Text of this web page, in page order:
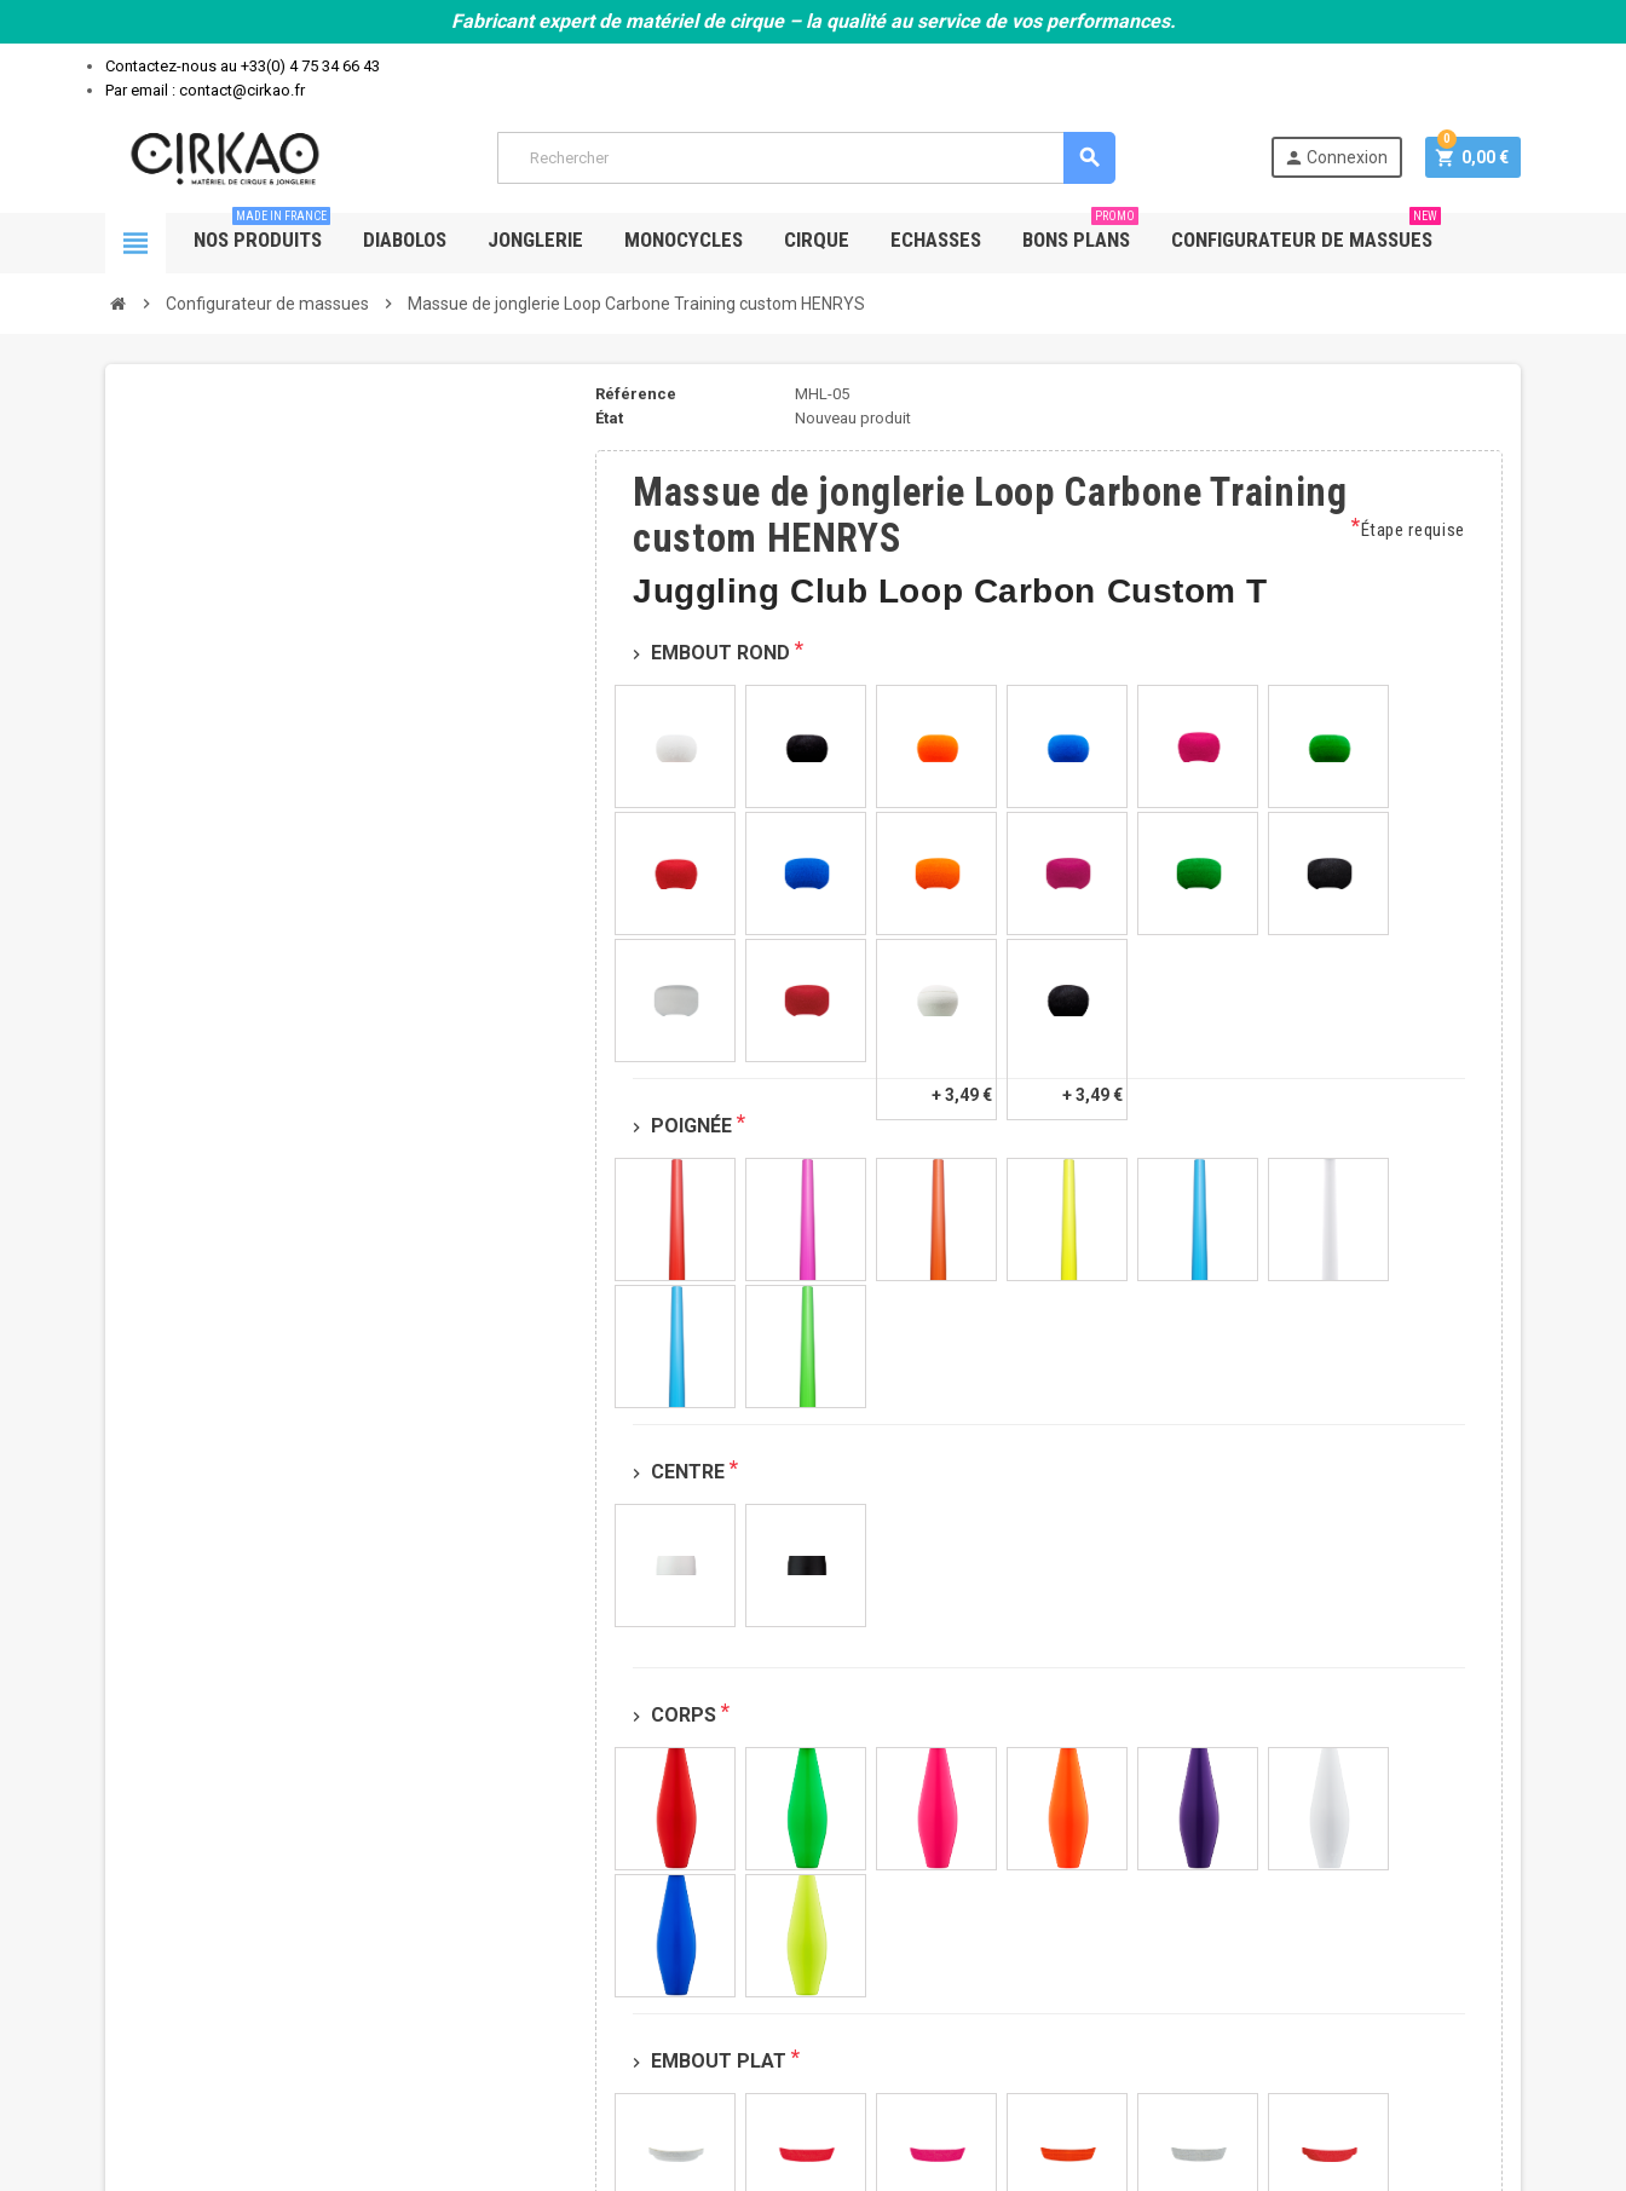
Fabricant expert de matériel de cirque – la qualité au service de vos performances.
Contactez-nous au +33(0) 4 75 34 66 43
Par email : contact@cirkao.fr
search person Connexion shopping_cart 0,00 €
0
view_headline NOS PRODUITS
MADE IN FRANCE
DIABOLOS JONGLERIE MONOCYCLES CIRQUE ECHASSES BONS PLANS
PROMO
CONFIGURATEUR DE MASSUES
NEW
chevron_right Configurateur de massues chevron_right Massue de jonglerie Loop Carbone Training custom HENRYS
Référence
MHL-05
État
Nouveau produit
Massue de jonglerie Loop Carbone Training
custom HENRYS
*Étape requise
Juggling Club Loop Carbon Custom T
chevron_right EMBOUT ROND *
+ 3,49 €
+ 3,49 €
chevron_right
POIGNÉE *
chevron_right CENTRE *
chevron_right CORPS *
chevron_right EMBOUT PLAT *